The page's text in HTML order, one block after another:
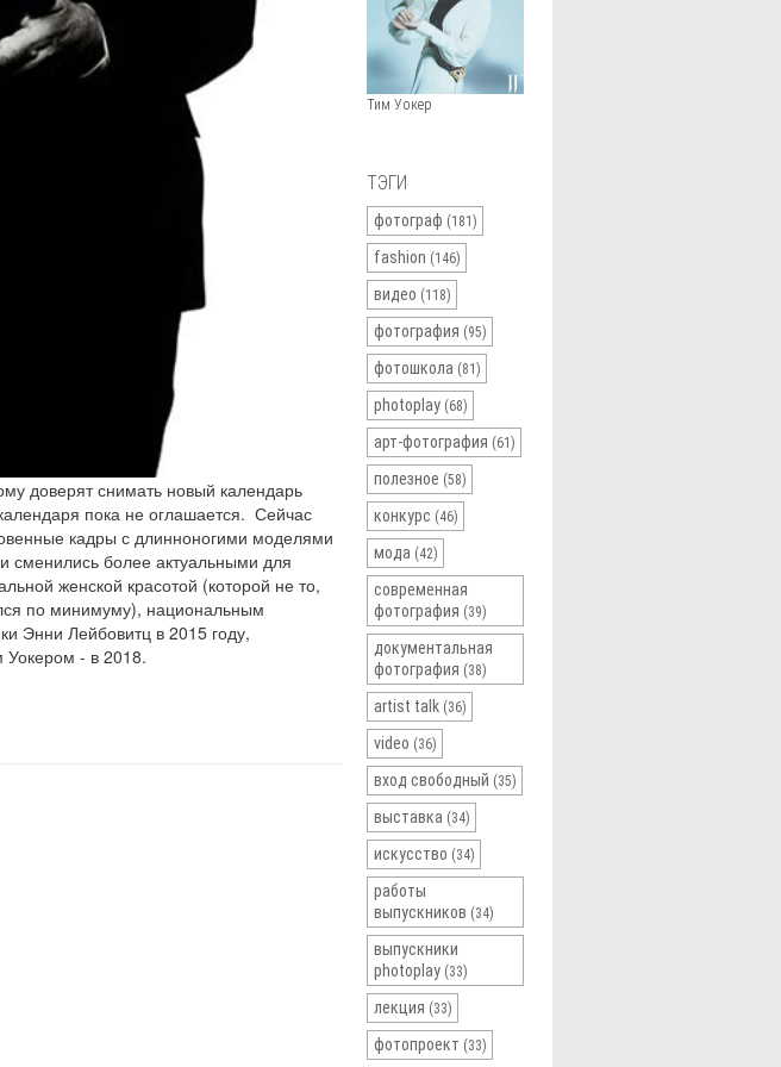
доверят снимать новый календарь
пока не оглашается. Сейчас
кадры с длинноногими моделями
сменились более актуальными для
женской красотой (которой не то,
по минимуму), национальным
Энни Лейбовитц в 2015 году,
- в 2018.
Тим Уокер
ТЭГИ
фотограф (181)
fashion (146)
видео (118)
фотография (95)
фотошкола (81)
photoplay (68)
арт-фотография (61)
полезное (58)
конкурс (46)
мода (42)
современная
фотография (39)
документальная
фотография (38)
artist talk (36)
video (36)
вход свободный (35)
выставка (34)
искусство (34)
работы
выпускников (34)
выпускники
photoplay (33)
лекция (33)
фотопроект (33)